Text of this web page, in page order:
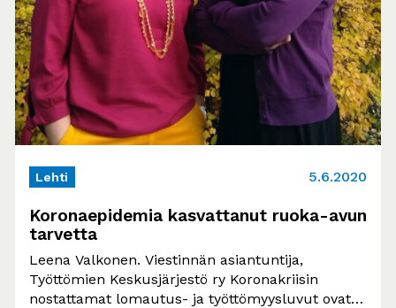
Lehti 5.6.2020
Koronaepidemia kasvattanut ruoka-avun
tarvetta
Leena Valkonen. Viestinnän asiantuntija,
Työttömien Keskusjärjestö ry Koronakriisin
nostattamat lomautus- ja työttömyysluvut ovat